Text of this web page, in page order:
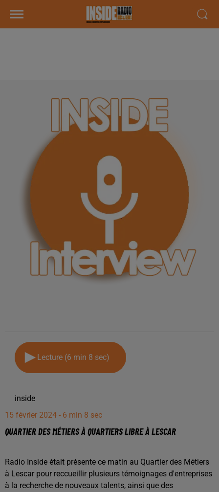
Lecture (6 min 8 sec)
inside
15 février 2024 - 6 min 8 sec
QUARTIER DES MÉTIERS À QUARTIERS LIBRE À LESCAR
Radio Inside était présente ce matin au Quartier des Métiers
à Lescar pour reccueillir plusieurs témoignages d'entreprises
à la recherche de nouveaux talents, ainsi que des